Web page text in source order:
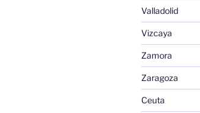
Valladolid
Vizcaya
Zamora
Zaragoza
Ceuta